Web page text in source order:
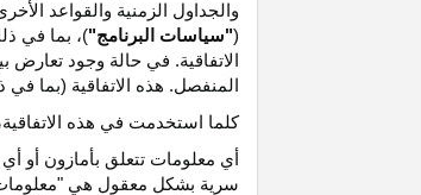
والجداول الزمنية والقواعد
("سياسات البرنامج")، بما في
الاتفاقية. في حالة وجود تعارض
المنفصل. هذه الاتفاقية (بما في
كلما استخدمت في هذه
أي معلومات تتعلق بأمازون أو
سرية بشكل معقول هي "معلومات